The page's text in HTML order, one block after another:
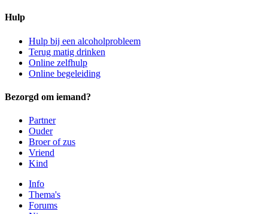
Hulp
Hulp bij een alcoholprobleem
Terug matig drinken
Online zelfhulp
Online begeleiding
Bezorgd om iemand?
Partner
Ouder
Broer of zus
Vriend
Kind
Info
Thema's
Forums